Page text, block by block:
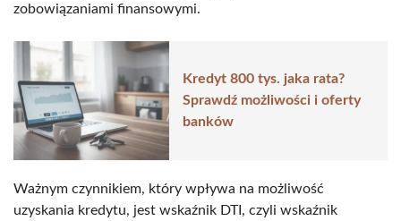
zobowiązaniami finansowymi.
Kredyt 800 tys. jaka rata?
Sprawdź możliwości i oferty
banków
Ważnym czynnikiem, który wpływa na możliwość
uzyskania kredytu, jest wskaźnik DTI, czyli wskaźnik